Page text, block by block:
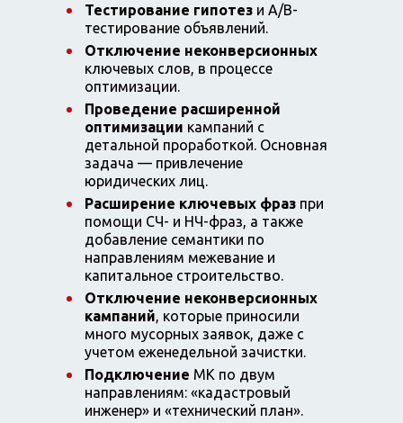
Тестирование гипотез и А/B-
тестирование объявлений.
Отключение неконверсионных
ключевых слов, в процессе
оптимизации.
Проведение расширенной
оптимизации кампаний с
детальной проработкой. Основная
задача — привлечение
юридических лиц.
Расширение ключевых фраз при
помощи СЧ- и НЧ-фраз, а также
добавление семантики по
направлениям межевание и
капитальное строительство.
Отключение неконверсионных
кампаний, которые приносили
много мусорных заявок, даже с
учетом еженедельной зачистки.
Подключение МК по двум
направлениям: «кадастровый
инженер» и «технический план».